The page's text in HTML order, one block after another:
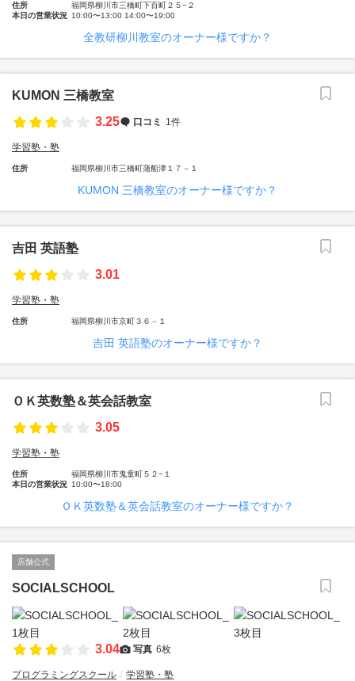
住所
福岡県柳川市三橋町下百町２５−２
本日の営業状況 10:00〜13:00 14:00〜19:00
全教研柳川教室のオーナー様ですか？
KUMON 三橋教室
3.25
口コミ 1件
学習塾・塾
住所 福岡県柳川市三橋町蒲船津１７－１
KUMON 三橋教室のオーナー様ですか？
吉田 英語塾
3.01
学習塾・塾
住所 福岡県柳川市京町３６－１
吉田 英語塾のオーナー様ですか？
ＯＫ英数塾＆英会話教室
3.05
学習塾・塾
住所
福岡県柳川市鬼童町５２−１
本日の営業状況 10:00〜18:00
ＯＫ英数塾＆英会話教室のオーナー様ですか？
店舗公式
SOCIALSCHOOL
3.04 写真 6枚
プログラミングスクール 学習塾・塾